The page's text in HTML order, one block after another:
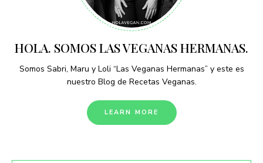
HOLA. SOMOS LAS VEGANAS HERMANAS.
Somos Sabri, Maru y Loli “Las Veganas Hermanas” y este es
nuestro Blog de Recetas Veganas.
LEARN MORE